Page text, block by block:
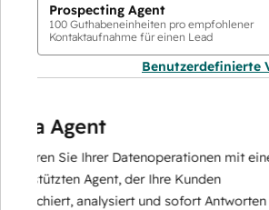
Prospecting Agent
100 Guthabeneinheiten pro empfohlener
Kontaktaufnahme für einen Lead
Benutzerdefinierte
Agent
Sie Ihrer Datenoperationen mit einem
Agent, der Ihre Kunden
analysiert und sofort Antworten